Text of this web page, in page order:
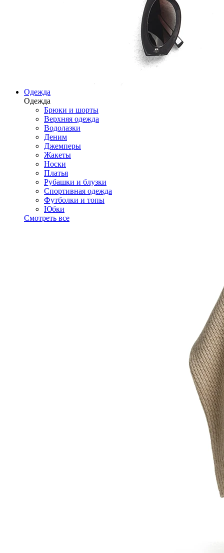
Одежда
Одежда
Брюки и шорты
Верхняя одежда
Водолазки
Деним
Джемперы
Жакеты
Носки
Платья
Рубашки и блузки
Спортивная одежда
Футболки и топы
Юбки
Смотреть все